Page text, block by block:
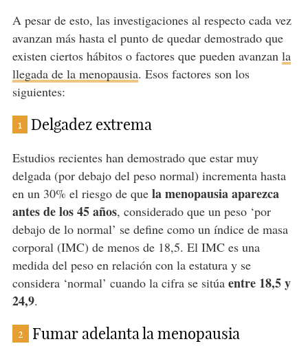
A pesar de esto, las investigaciones al respecto cada vez
avanzan más hasta el punto de quedar demostrado que
existen ciertos hábitos o factores que pueden avanzan la
llegada de la menopausia. Esos factores son los
siguientes:
1 Delgadez extrema
Estudios recientes han demostrado que estar muy
delgada (por debajo del peso normal) incrementa hasta
en un 30% el riesgo de que la menopausia aparezca
antes de los 45 años, considerado que un peso ‘por
debajo de lo normal’ se define como un índice de masa
corporal (IMC) de menos de 18,5. El IMC es una
medida del peso en relación con la estatura y se
considera ‘normal’ cuando la cifra se sitúaentre 18,5 y
24,9.
2 Fumar adelanta la menopausia